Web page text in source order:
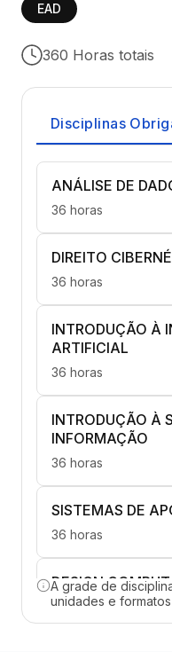
EAD
360 Horas totais
Disciplinas
ANÁLISE DE
36 horas
DIREITO
36 horas
INTRODUÇÃO À
ARTIFICIAL
36 horas
INTRODUÇÃO À
INFORMAÇÃO
36 horas
SISTEMAS DE
36 horas
DESIGN
MODELAGEM
36 horas
A grade de
unidades e